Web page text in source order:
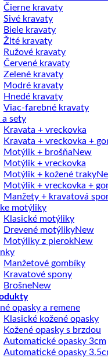
Čierne kravaty
Sivé kravaty
Biele kravaty
Žlté kravaty
Ružové kravaty
Červené kravaty
Zelené kravaty
Modré kravaty
Hnedé kravaty
Viac-farebné kravaty
a sety
Kravata + vreckovka
Kravata + vreckovka +
Motýlik + brošňa
Motýlik + vreckovka
Motýlik + kožené traky
Motýlik + vreckovka +
Manžety + kravatová
motýliky
Klasické motýliky
Drevené motýliky
Motýliky z pierok
Manžetové gombíky
Kravatové spony
Brošne
opasky a remene
Klasické kožené opasky
Kožené opasky s brzdou
Automatické opasky 3cm
Automatické opasky